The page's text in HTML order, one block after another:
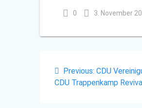
0 3. November
Previous: Previous
post:
CDU
CDU Trappenkamp